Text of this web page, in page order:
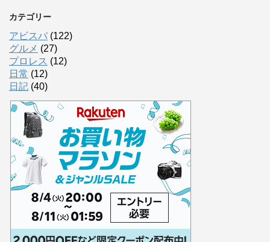
カテゴリー
アビスパ (122)
グルメ (27)
プロレス (12)
日常 (12)
日記 (40)